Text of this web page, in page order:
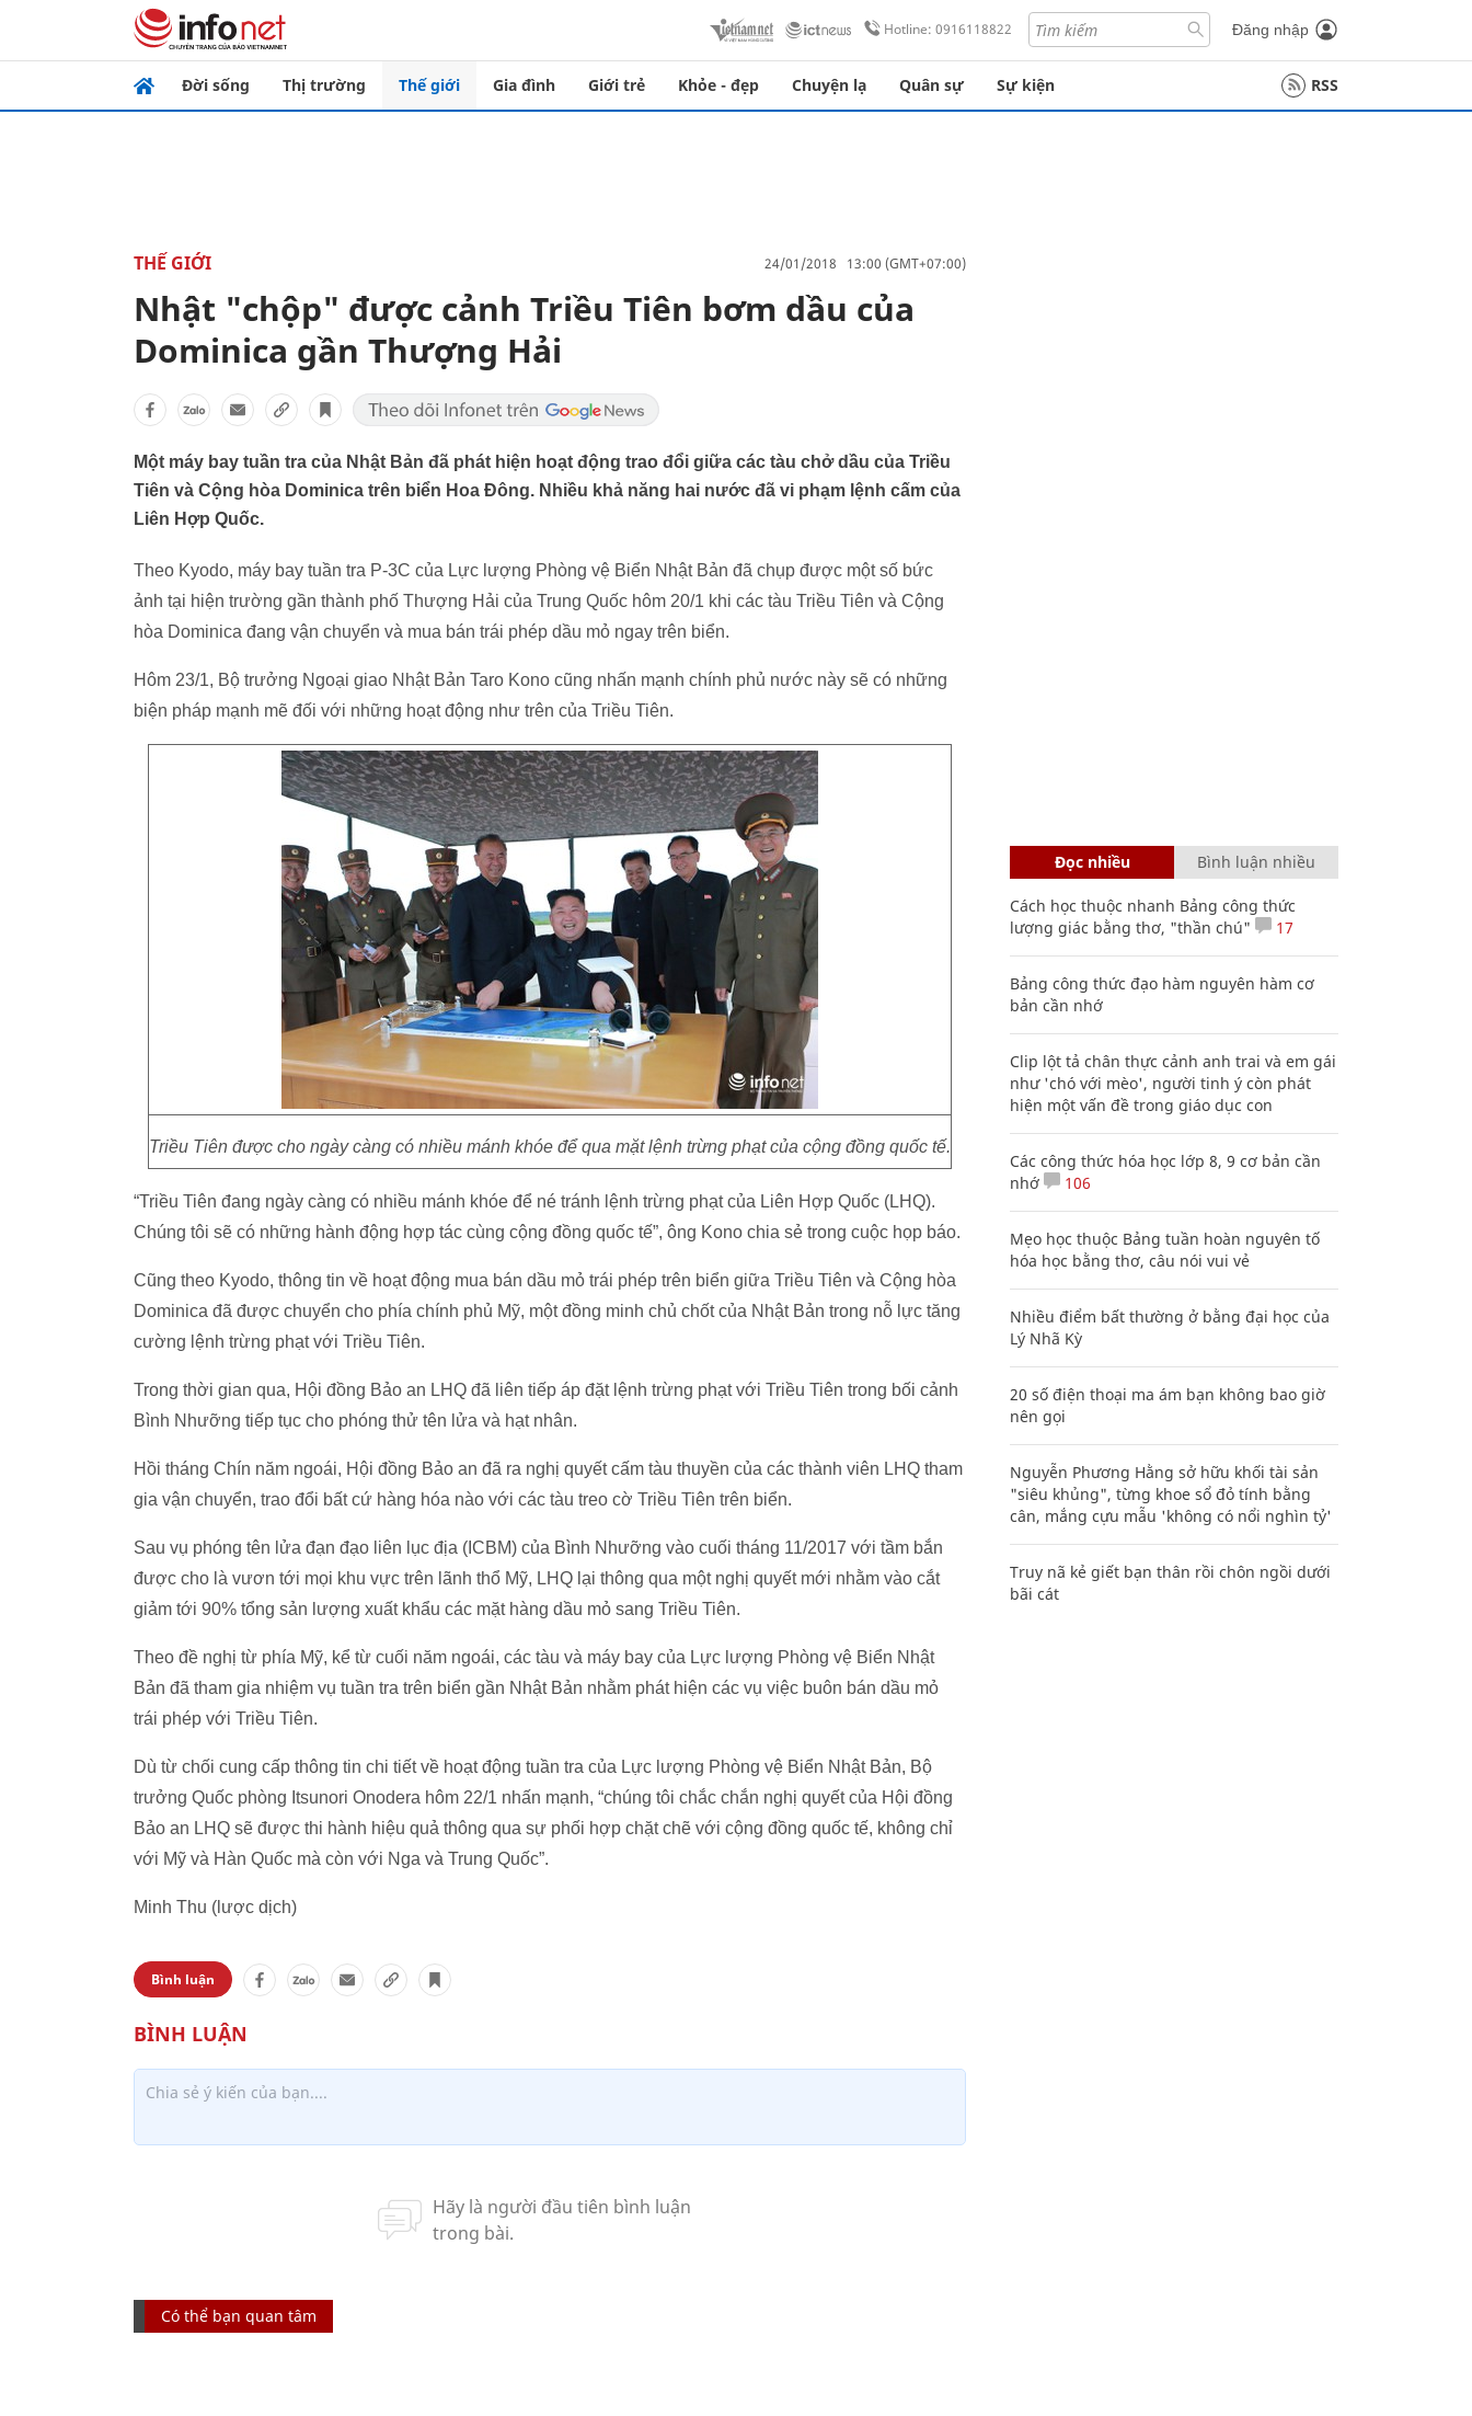
Hotline: 0916118822 Đăng nhập
Đời sống Thị trường Thế giới Gia đình Giới trẻ Khỏe - đẹp Chuyện lạ Quân sự Sự kiện RSS
THẾ GIỚI 24/01/2018 13:00 (GMT+07:00)
Nhật "chộp" được cảnh Triều Tiên bơm dầu của
Dominica gần Thượng Hải
Một máy bay tuần tra của Nhật Bản đã phát hiện hoạt động trao đổi giữa các tàu chở dầu của Triều
Tiên và Cộng hòa Dominica trên biển Hoa Đông. Nhiều khả năng hai nước đã vi phạm lệnh cấm của
Liên Hợp Quốc.
Theo Kyodo, máy bay tuần tra P-3C của Lực lượng Phòng vệ Biển Nhật Bản đã chụp được một số bức
ảnh tại hiện trường gần thành phố Thượng Hải của Trung Quốc hôm 20/1 khi các tàu Triều Tiên và Cộng
hòa Dominica đang vận chuyển và mua bán trái phép dầu mỏ ngay trên biển.
Hôm 23/1, Bộ trưởng Ngoại giao Nhật Bản Taro Kono cũng nhấn mạnh chính phủ nước này sẽ có những
biện pháp mạnh mẽ đối với những hoạt động như trên của Triều Tiên.
Triều Tiên được cho ngày càng có nhiều mánh khóe để qua mặt lệnh trừng phạt của cộng đồng quốc tế.
“Triều Tiên đang ngày càng có nhiều mánh khóe để né tránh lệnh trừng phạt của Liên Hợp Quốc (LHQ).
Chúng tôi sẽ có những hành động hợp tác cùng cộng đồng quốc tế”, ông Kono chia sẻ trong cuộc họp báo.
Cũng theo Kyodo, thông tin về hoạt động mua bán dầu mỏ trái phép trên biển giữa Triều Tiên và Cộng hòa
Dominica đã được chuyển cho phía chính phủ Mỹ, một đồng minh chủ chốt của Nhật Bản trong nỗ lực tăng
cường lệnh trừng phạt với Triều Tiên.
Trong thời gian qua, Hội đồng Bảo an LHQ đã liên tiếp áp đặt lệnh trừng phạt với Triều Tiên trong bối cảnh
Bình Nhưỡng tiếp tục cho phóng thử tên lửa và hạt nhân.
Hồi tháng Chín năm ngoái, Hội đồng Bảo an đã ra nghị quyết cấm tàu thuyền của các thành viên LHQ tham
gia vận chuyển, trao đổi bất cứ hàng hóa nào với các tàu treo cờ Triều Tiên trên biển.
Sau vụ phóng tên lửa đạn đạo liên lục địa (ICBM) của Bình Nhưỡng vào cuối tháng 11/2017 với tầm bắn
được cho là vươn tới mọi khu vực trên lãnh thổ Mỹ, LHQ lại thông qua một nghị quyết mới nhằm vào cắt
giảm tới 90% tổng sản lượng xuất khẩu các mặt hàng dầu mỏ sang Triều Tiên.
Theo đề nghị từ phía Mỹ, kể từ cuối năm ngoái, các tàu và máy bay của Lực lượng Phòng vệ Biển Nhật
Bản đã tham gia nhiệm vụ tuần tra trên biển gần Nhật Bản nhằm phát hiện các vụ việc buôn bán dầu mỏ
trái phép với Triều Tiên.
Dù từ chối cung cấp thông tin chi tiết về hoạt động tuần tra của Lực lượng Phòng vệ Biển Nhật Bản, Bộ
trưởng Quốc phòng Itsunori Onodera hôm 22/1 nhấn mạnh, “chúng tôi chắc chắn nghị quyết của Hội đồng
Bảo an LHQ sẽ được thi hành hiệu quả thông qua sự phối hợp chặt chẽ với cộng đồng quốc tế, không chỉ
với Mỹ và Hàn Quốc mà còn với Nga và Trung Quốc”.
Minh Thu (lược dịch)
Bình luận
Có thể bạn quan tâm
Đọc nhiều Bình luận nhiều
Cách học thuộc nhanh Bảng công thức
lượng giác bằng thơ, "thần chú"
17
Bảng công thức đạo hàm nguyên hàm cơ
bản cần nhớ
Clip lột tả chân thực cảnh anh trai và em gái
như 'chó với mèo', người tinh ý còn phát
hiện một vấn đề trong giáo dục con
Các công thức hóa học lớp 8, 9 cơ bản cần
nhớ
106
Mẹo học thuộc Bảng tuần hoàn nguyên tố
hóa học bằng thơ, câu nói vui vẻ
Nhiều điểm bất thường ở bằng đại học của
Lý Nhã Kỳ
20 số điện thoại ma ám bạn không bao giờ
nên gọi
Nguyễn Phương Hằng sở hữu khối tài sản
"siêu khủng", từng khoe sổ đỏ tính bằng
cân, mắng cựu mẫu 'không có nổi nghìn tỷ'
Truy nã kẻ giết bạn thân rồi chôn ngồi dưới
bãi cát